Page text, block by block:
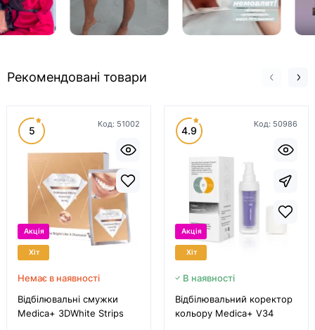
Рекомендовані товари
Код: 51002
5
Акція
Хіт
Немає в наявності
Відбілювальні смужки
Medica+ 3DWhite Strips
Код: 50986
4.9
Акція
Хіт
В наявності
Відбілювальний коректор
кольору Medica+ V34